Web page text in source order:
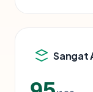
Sangat